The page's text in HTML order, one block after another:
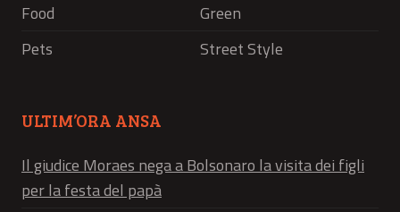
Food
Green
Pets
Street Style
ULTIM’ORA ANSA
Il giudice Moraes nega a Bolsonaro la visita dei figli
per la festa del papà